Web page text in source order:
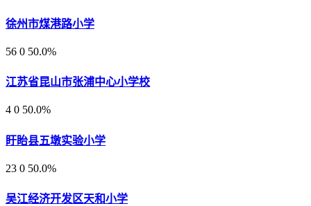
徐州市煤港路小学
56 0 50.0%
江苏省昆山市张浦中心小学校
4 0 50.0%
盱眙县五墩实验小学
23 0 50.0%
吴江经济开发区天和小学